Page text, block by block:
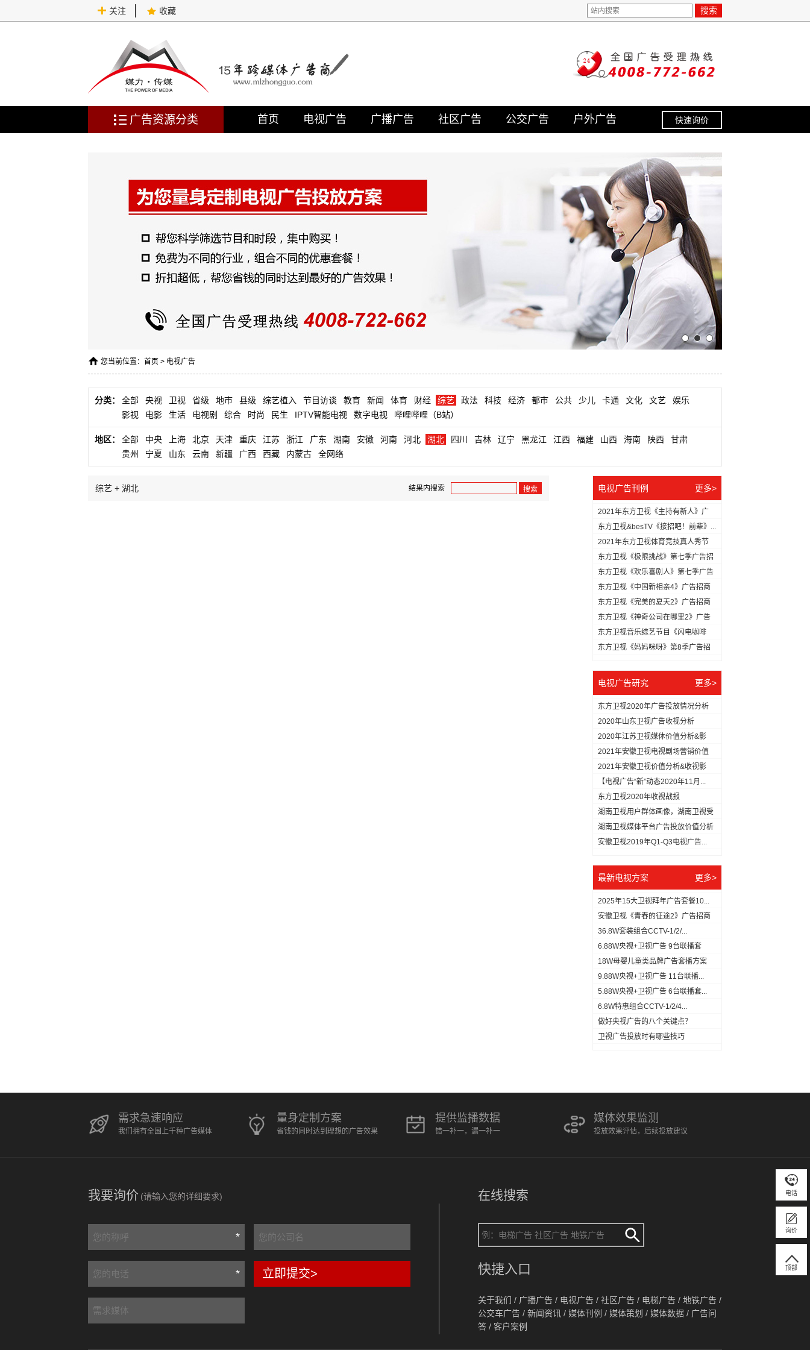
关注 收藏 搜索
广告资源分类 首页 电视广告 广播广告 社区广告 公交广告 户外广告 快速询价
您当前位置： 首页 > 电视广告
分类： 全部 央视 卫视 省级 地市 县级 综艺植入 节目访谈 教育 新闻 体育 财经 综艺 政法 科技 经济 都市 公共 少儿 卡通 文化 文艺
娱乐
影视
电影 生活 电视剧 综合 时尚 民生 IPTV智能电视 数字电视 哔哩哔哩（B站）
地区： 全部 中央 上海 北京 天津 重庆 江苏 浙江 广东 湖南 安徽 河南 河北 湖北 四川 吉林 辽宁 黑龙江 江西 福建 山西 海南 陕西
甘肃
贵州
宁夏 山东 云南 新疆 广西 西藏 内蒙古 全网络
综艺 + 湖北 结果内搜索 搜索 电视广告刊例 更多>
2021年东方卫视《主持有新人》广
告...
东方卫视&besTV《接招吧！前辈》...
2021年东方卫视体育竞技真人秀节
目...
东方卫视《极限挑战》第七季广告招
商方...
东方卫视《欢乐喜剧人》第七季广告
冠名...
东方卫视《中国新相亲4》广告招商
方案
东方卫视《完美的夏天2》广告招商
方案
东方卫视《神奇公司在哪里2》广告
招商...
东方卫视音乐综艺节目《闪电咖啡
馆》广...
东方卫视《妈妈咪呀》第8季广告招
电视广告研究 更多>
东方卫视2020年广告投放情况分析
2020年山东卫视广告收视分析
2020年江苏卫视媒体价值分析&影
响...
2021年安徽卫视电视剧场营销价值
分...
2021年安徽卫视价值分析&收视影
响...
【电视广告“新”动态2020年11月...
东方卫视2020年收视战报
湖南卫视用户群体画像，湖南卫视受
众分...
湖南卫视媒体平台广告投放价值分析
（数...
安徽卫视2019年Q1-Q3电视广告...
最新电视方案 更多>
2025年15大卫视拜年广告套餐10...
安徽卫视《青春的征途2》广告招商
方案
36.8W套装组合CCTV-1/2/...
6.88W央视+卫视广告 9台联播套
18W母婴儿童类品牌广告套播方案
9.88W央视+卫视广告 11台联播...
5.88W央视+卫视广告 6台联播套...
6.8W特惠组合CCTV-1/2/4...
做好央视广告的八个关键点？
​卫视广告投放时有哪些技巧
需求急速响应
我们拥有全国上千种广告媒体
量身定制方案
省钱的同时达到理想的广告效果
提供监播数据
错一补一，漏一补一
媒体效果监测
投放效果评估，后续投放建议
我要询价 (请输入您的详细要求)
*
* 立即提交>
在线搜索
快捷入口
关于我们 / 广播广告 / 电视广告 / 社区广告 / 电梯广告 / 地铁广告 /
公交车广告 / 新闻资讯 / 媒体刊例 / 媒体策划 / 媒体数据 / 广告问
答 / 客户案例
电话
询价
顶部